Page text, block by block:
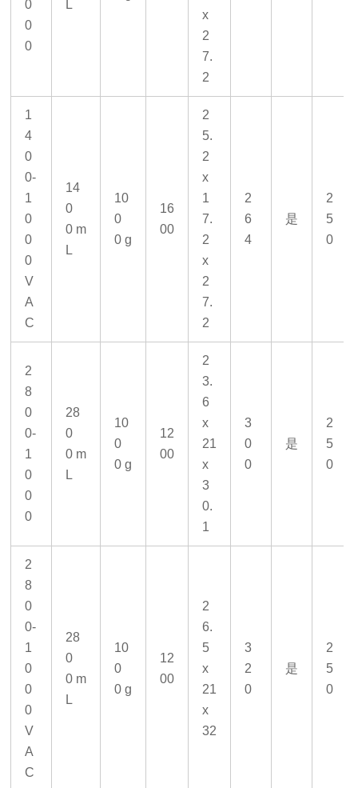
0
0
0
L
x
2
7.
2
1
4
0
0-
1
0
0
0
V
A
C
14
0
0 m
L
10
0
0 g
16
00
2
5.
2
x
1
7.
2
x
2
7.
2
2
6
4
是
2
5
0
2
8
0
0-
1
0
0
0
28
0
0 m
L
10
0
0 g
12
00
2
3.
6
x
21
x
3
0.
1
3
0
0
是
2
5
0
2
8
0
0-
1
0
0
0
V
A
C
28
0
0 m
L
10
0
0 g
12
00
2
6.
5
x
21
x
32
3
2
0
是
2
5
0